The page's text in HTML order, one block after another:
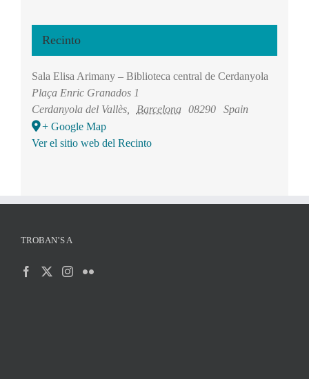
Recinto
Sala Elisa Arimany – Biblioteca central de Cerdanyola
Plaça Enric Granados 1
Cerdanyola del Vallès, Barcelona 08290
Spain
+ Google Map
Ver el sitio web del Recinto
TROBAN’S A